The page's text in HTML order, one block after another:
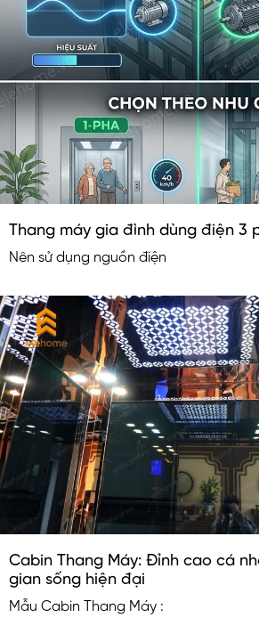
Thang máy gia đình dùng điện 3
Nên sử dụng nguồn điện
Cabin Thang Máy: Đỉnh cao cá
gian sống hiện đại
Mẫu Cabin Thang Máy :